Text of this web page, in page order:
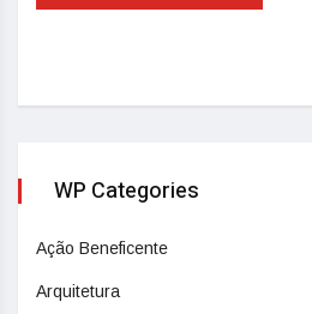
WP Categories
Ação Beneficente
Arquitetura